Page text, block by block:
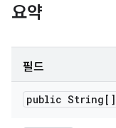
요약
필드
public String[]